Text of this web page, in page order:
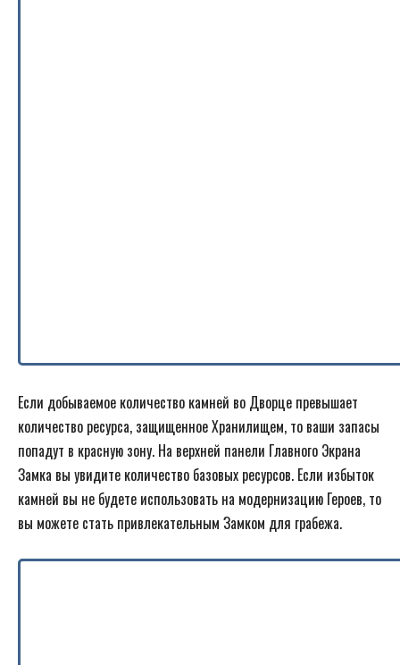
Если добываемое количество камней во Дворце превышает
количество ресурса, защищенное Хранилищем, то ваши запасы
попадут в красную зону. На верхней панели Главного Экрана
Замка вы увидите количество базовых ресурсов. Если избыток
камней вы не будете использовать на модернизацию Героев, то
вы можете стать привлекательным Замком для грабежа.